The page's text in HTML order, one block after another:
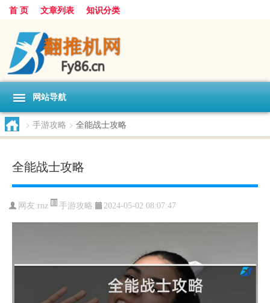
首 页 文章列表 知识分类
网站导航
> 手游攻略 > 全能战士攻略
全能战士攻略
网友:rnz 手游攻略 2024-05-02 08:07:47